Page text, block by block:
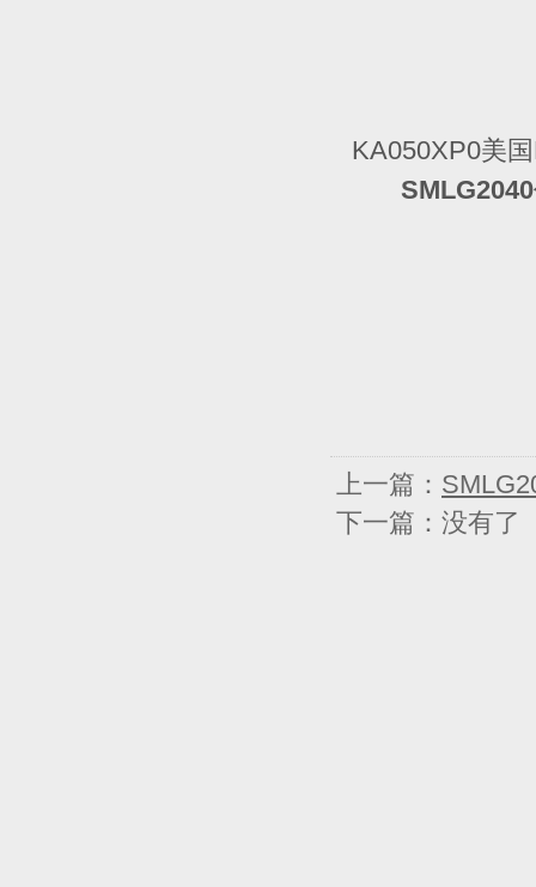
KA050XP0美
SMLG2040
上一篇：
下一篇：没有了